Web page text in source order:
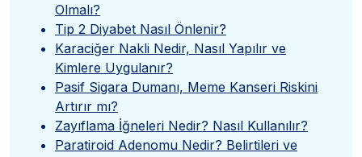
Olmalı?
Tip 2 Diyabet Nasıl Önlenir?
Karaciğer Nakli Nedir, Nasıl Yapılır ve
Kimlere Uygulanır?
Pasif Sigara Dumanı, Meme Kanseri Riskini
Artırır mı?
Zayıflama İğneleri Nedir? Nasıl Kullanılır?
Paratiroid Adenomu Nedir? Belirtileri ve